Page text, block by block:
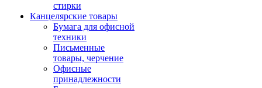
стирки
Канцелярские товары
Бумага для офисной
техники
Письменные
товары, черчение
Офисные
принадлежности